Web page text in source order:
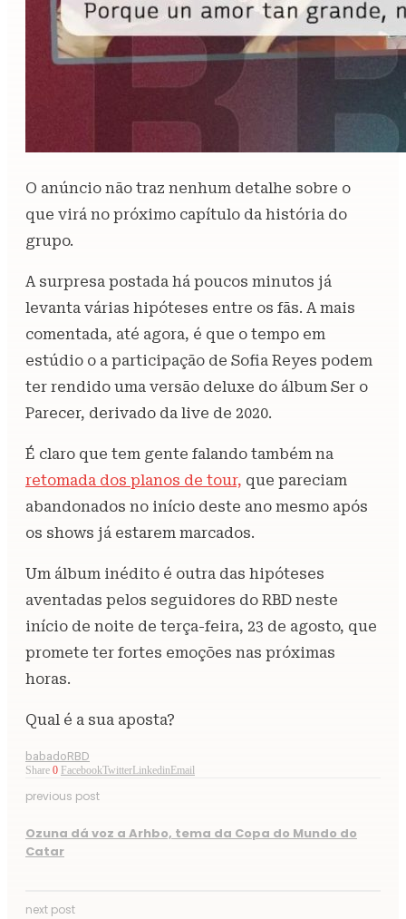
O anúncio não traz nenhum detalhe sobre o
que virá no próximo capítulo da história do
grupo.
A surpresa postada há poucos minutos já
levanta várias hipóteses entre os fãs. A mais
comentada, até agora, é que o tempo em
estúdio o a participação de Sofia Reyes podem
ter rendido uma versão deluxe do álbum Ser o
Parecer, derivado da live de 2020.
É claro que tem gente falando também na
retomada dos planos de tour, que pareciam
abandonados no início deste ano mesmo após
os shows já estarem marcados.
Um álbum inédito é outra das hipóteses
aventadas pelos seguidores do RBD neste
início de noite de terça-feira, 23 de agosto, que
promete ter fortes emoções nas próximas
horas.
Qual é a sua aposta?
babadoRBD
Share 0 FacebookTwitterLinkedinEmail
previous post
Ozuna dá voz a Arhbo, tema da Copa do Mundo do
Catar
next post